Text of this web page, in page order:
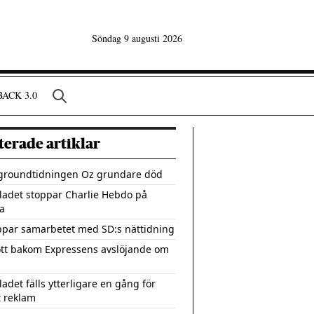
Söndag 9 augusti 2026
3.0
artiklar
Oz grundare död
stoppar Charlie Hebdo på
samarbetet med SD:s nättidning
bakom Expressens avslöjande om
fälls ytterligare en gång för
reklam